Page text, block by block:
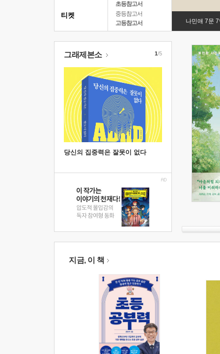
초등참고서
중등참고서
고등참고서
나민애 7문
티켓
그래제본소
당신의 집중력은 잘못이 없다
1/5
지금, 이 책